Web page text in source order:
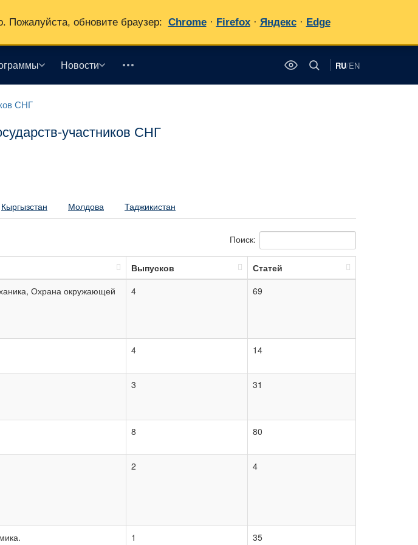
Новости RU/EN
СНГ
участников СНГ
Кыргызстан Молдова Таджикистан
Поиск:
Выпусков
Статей
Выпусков Статей
Охрана окружающей
4 69
4 14
3 31
8 80
2 4
1 35
Пожалуйста, обновите браузер: Chrome · Firefox · Яндекс · Edge